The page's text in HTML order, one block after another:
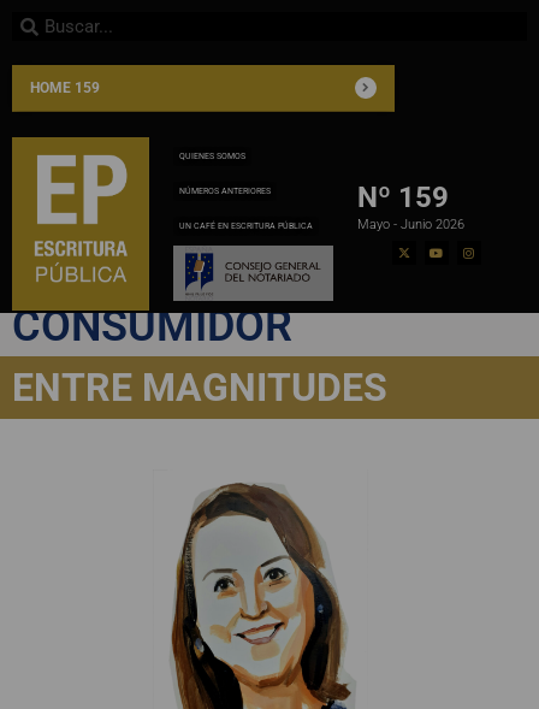
HOME 159
QUIENES SOMOS
NÚMEROS ANTERIORES
UN CAFÉ EN ESCRITURA PÚBLICA
Nº 159
Mayo - Junio 2026
PROTECCIÓN AL
CONSUMIDOR
ENTRE MAGNITUDES